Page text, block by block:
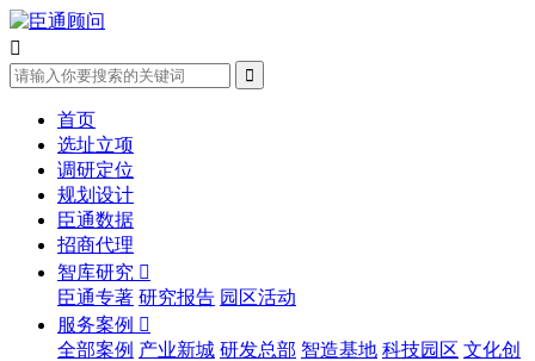


首页
选址立项
调研定位
规划设计
臣通数据
招商代理
智库研究 
臣通专著 研究报告 园区活动
服务案例 
全部案例 产业新城 研发总部 智造基地 科技园区 文化创